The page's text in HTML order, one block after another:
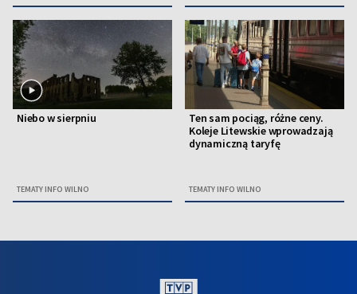
Niebo w sierpniu
TEMATY INFO WILNO
Ten sam pociąg, różne ceny.
Koleje Litewskie wprowadzają
dynamiczną taryfę
TEMATY INFO WILNO